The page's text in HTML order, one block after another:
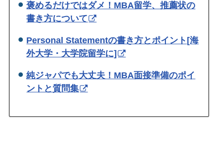
褒めるだけではダメ！MBA留学、推薦状の
書き方について
Personal Statementの書き方とポイント[海
外大学・大学院留学に]
純ジャパでも大丈夫！MBA面接準備のポイ
ントと質問集